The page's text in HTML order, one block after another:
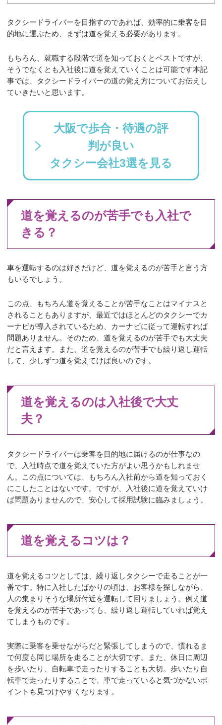
タクシードライバーを目指すのであれば、効率的に乗客を目
的地に運ぶため、まずは道を覚える必要があります。
もちろん、就職する段階で道を知っておくとベストですが、
そうでなくとも入社後に道を覚えていくことは可能です本記
事では、タクシードライバーの道の覚え方についてお伝えし
ていきたいと思います。
大阪で歩合・待遇の評
判が良い
タクシー会社3選を見る
道を覚えるのが苦手でも入社で
きる？
車を運転するのは好きだけど、道を覚えるのが苦手と言う方
もいるでしょう。
この点、もちろん道を覚えることが苦手なことはマイナスと
されることもありますが、最近ではほとんどのタクシーでカ
ーナビが導入されているため、カーナビに従って運転すれば
問題ありません。そのため、道を覚えるのが苦手でも大丈夫
だと言えます。また、道を覚えるのが苦手でも繰り返し運転
して、少しずつ道を覚えてけば良いのです。
道を覚えるのは入社後で大丈
夫？
タクシードライバーは乗客を目的地に届けるのが仕事なの
で、入社時点で道を覚えていた方がよい思うかもしれませ
ん。この点については、もちろん入社前から道を知っておく
にこしたことはないです。ですが、入社後に道を覚えていけ
ば問題ありませんので、安心して採用試験に臨みましょう。
道を覚えるコツは？
道を覚えるコツとしては、繰り返しタクシーで走ることが一
番です。特に入社したばかりの頃は、お客様を探しながら、
人の集まりそうな場所付近を運転して回りましょう。例え道
を覚えるのが苦手であっても、繰り返し運転していれば覚え
てしまうものです。
実際に乗客を乗せながらだと緊張してしまうので、慣れるま
で何度も同じ場所を走ることが大切です。また、休日に周辺
を歩いたり、自転車で走ったりすることも大切。歩いたり自
転車で走ったりすることで、車で走っていると気づかないポ
イントも見つけやすくなります。